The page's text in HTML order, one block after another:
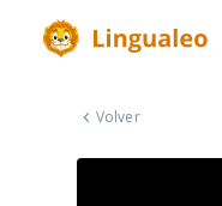
Volver